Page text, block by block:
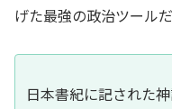
げた最強の政治ツール
日本書紀に記された